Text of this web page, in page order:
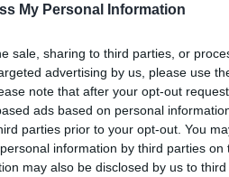
My Personal Information
sale, sharing to third parties, or
advertising by us, please use
note that after your opt-out
ads based on personal
parties prior to your opt-out. You
information by third parties on
may also be disclosed by us to